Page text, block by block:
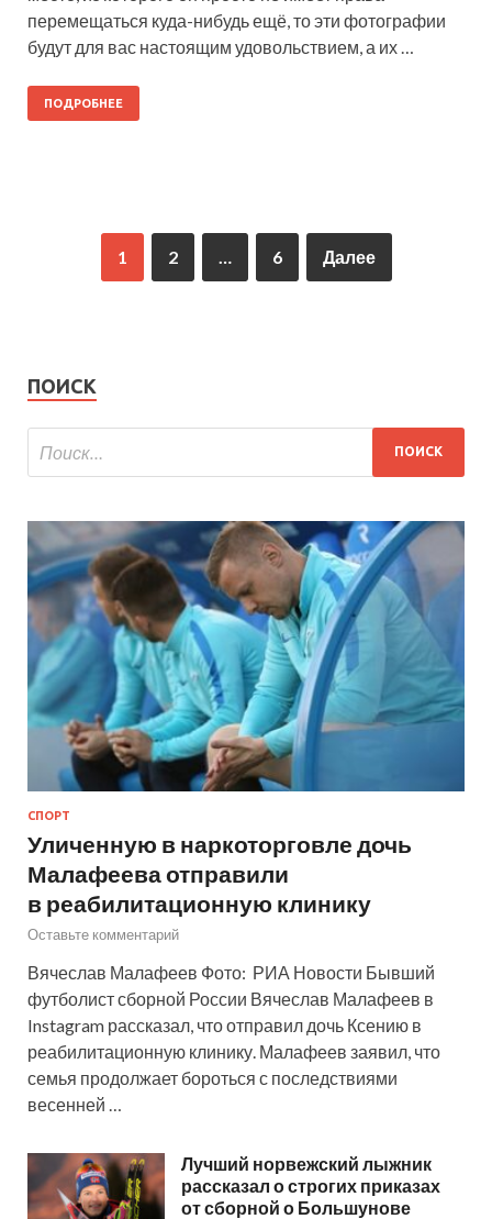
перемещаться куда-нибудь ещё, то эти фотографии
будут для вас настоящим удовольствием, а их …
ПОДРОБНЕЕ
1 2 6 Далее
ПОИСК
СПОРТ
Уличенную в наркоторговле дочь
Малафеева отправили
в реабилитационную клинику
Оставьте комментарий
Вячеслав Малафеев Фото: РИА Новости Бывший
футболист сборной России Вячеслав Малафеев в
Instagram рассказал, что отправил дочь Ксению в
реабилитационную клинику. Малафеев заявил, что
семья продолжает бороться с последствиями
весенней …
Лучший норвежский лыжник
рассказал о строгих приказах
от сборной о Большунове